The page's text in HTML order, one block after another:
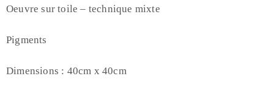
Oeuvre sur toile – technique mixte
Pigments
Dimensions : 40cm x 40cm